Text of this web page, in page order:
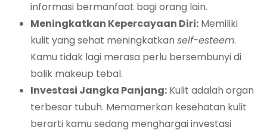
informasi bermanfaat bagi orang lain.
Meningkatkan Kepercayaan Diri: Memiliki
kulit yang sehat meningkatkan self-esteem.
Kamu tidak lagi merasa perlu bersembunyi di
balik makeup tebal.
Investasi Jangka Panjang: Kulit adalah organ
terbesar tubuh. Memamerkan kesehatan kulit
berarti kamu sedang menghargai investasi